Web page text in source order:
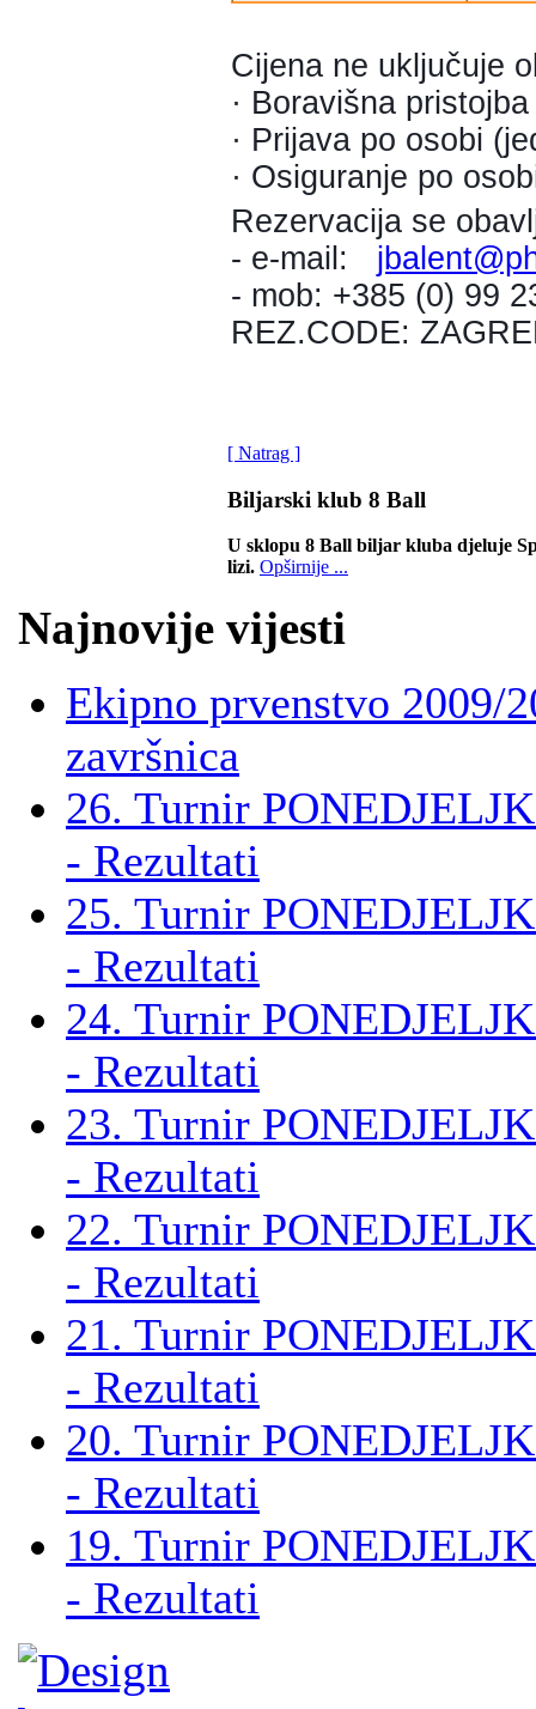
Cijena ne uključuje
· Boravišna
· Prijava po osobi
· Osiguranje po
Rezervacija se
- e-mail:
- mob: +385 (0) 99
REZ.CODE:
[ Natrag ]
Biljarski klub 8 Ball
U sklopu 8 Ball biljar kluba djeluje
lizi. Opširnije ...
Najnovije vijesti
Ekipno prvenstvo 2009/
završnica
26. Turnir
- Rezultati
25. Turnir
- Rezultati
24. Turnir
- Rezultati
23. Turnir
- Rezultati
22. Turnir
- Rezultati
21. Turnir
- Rezultati
20. Turnir
- Rezultati
19. Turnir
- Rezultati